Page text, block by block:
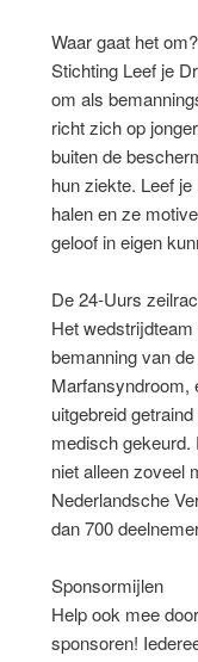
Waar gaat het om?
Stichting Leef je
om als
richt zich op
buiten de
hun ziekte. Leef
halen en ze
geloof in eigen
De 24-Uurs
Het
bemanning van de
Marfansyndroom,
uitgebreid
medisch gekeurd.
niet alleen zoveel
Nederlandsche
dan 700
Sponsormijlen
Help ook mee
sponsoren!